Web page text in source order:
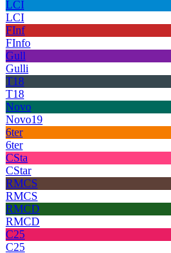
LCI
LCI
FInf
FInfo
Gull
Gulli
T18
T18
Novo
Novo19
6ter
6ter
CSta
CStar
RMCS
RMCS
RMCD
RMCD
C25
C25